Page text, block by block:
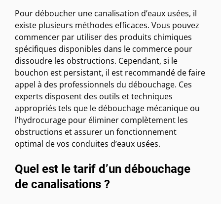
Pour déboucher une canalisation d’eaux usées, il
existe plusieurs méthodes efficaces. Vous pouvez
commencer par utiliser des produits chimiques
spécifiques disponibles dans le commerce pour
dissoudre les obstructions. Cependant, si le
bouchon est persistant, il est recommandé de faire
appel à des professionnels du débouchage. Ces
experts disposent des outils et techniques
appropriés tels que le débouchage mécanique ou
l’hydrocurage pour éliminer complètement les
obstructions et assurer un fonctionnement
optimal de vos conduites d’eaux usées.
Quel est le tarif d’un débouchage
de canalisations ?